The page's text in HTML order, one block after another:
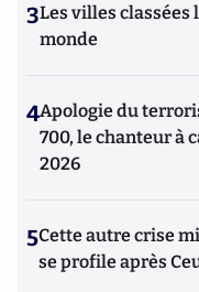
3Les villes classées
monde
4Apologie du
700, le chanteur à
2026
5Cette autre crise
se profile après